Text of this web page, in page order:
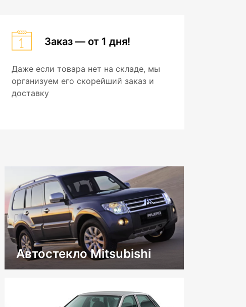
Заказ — от 1 дня!
Даже если товара нет на складе, мы
организуем его скорейший заказ и
доставку
Автостекло Mitsubishi